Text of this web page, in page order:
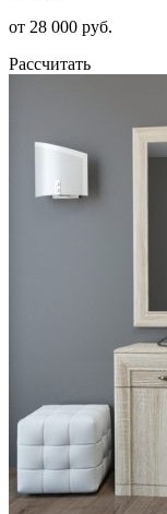
от 28 000 руб.
Рассчитать